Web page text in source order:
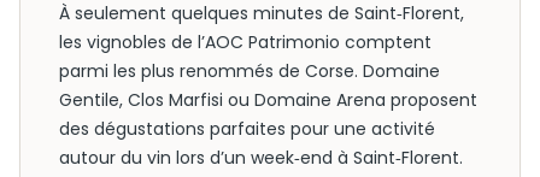
À seulement quelques minutes de Saint‑Florent,
les vignobles de l’AOC Patrimonio comptent
parmi les plus renommés de Corse. Domaine
Gentile, Clos Marfisi ou Domaine Arena proposent
des dégustations parfaites pour une activité
autour du vin lors d’un week‑end à Saint‑Florent.